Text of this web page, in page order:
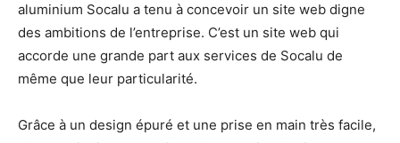
aluminium Socalu a tenu à concevoir un site web digne
des ambitions de l’entreprise. C’est un site web qui
accorde une grande part aux services de Socalu de
même que leur particularité.
Grâce à un design épuré et une prise en main très facile,